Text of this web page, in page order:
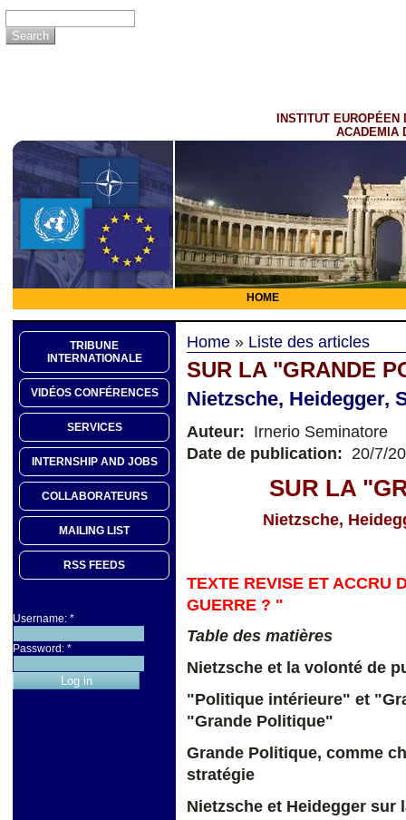
INSTITUT EUROPÉEN
ACADEMIA
HOME
TRIBUNE
INTERNATIONALE
VIDÉOS CONFÉRENCES
SERVICES
INTERNSHIP AND JOBS
COLLABORATEURS
MAILING LIST
RSS FEEDS
Username: *
Password: *
Home » Liste des articles
SUR LA "GRANDE
Nietzsche, Heidegger,
Auteur: Irnerio Seminatore
Date de publication: 20/7/
SUR LA
Nietzsche,
TEXTE REVISE ET ACCRU
GUERRE ? "
Table des matières
Nietzsche et la volonté de
"Politique intérieure" et
"Grande Politique"
Grande Politique, comme
stratégie
Nietzsche et Heidegger sur